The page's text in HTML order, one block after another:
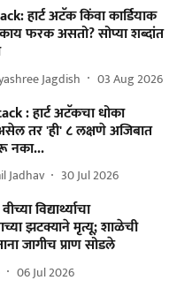
हार्ट अटॅक किंवा कार्डियाक
फरक असतो? सोप्या शब्दांत
Jagdish 03 Aug 2026
: हार्ट अटॅकचा धोका
तर 'ही' ८ लक्षणे अजिबात
नका...
Jadhav 30 Jul 2026
विद्यार्थ्याचा
झटक्याने मृत्यू; शाळेची
जागीच प्राण सोडले
06 Jul 2026